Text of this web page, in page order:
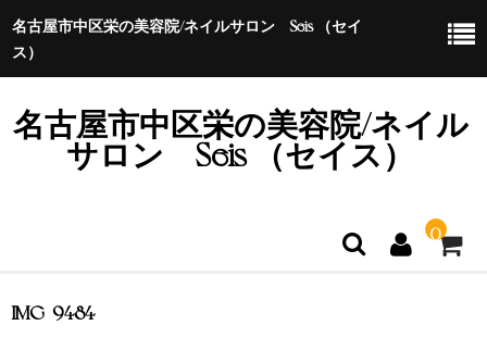
名古屋市中区栄の美容院/ネイルサロン Seis （セイ
ス）
名古屋市中区栄の美容院/ネイル
サロン Seis （セイス）
0
ホーム
IMG_9484